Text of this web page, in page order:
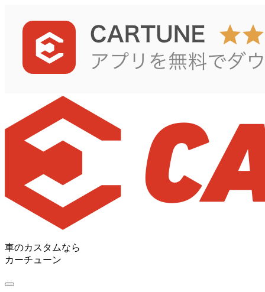
車のカスタムなら
カーチューン